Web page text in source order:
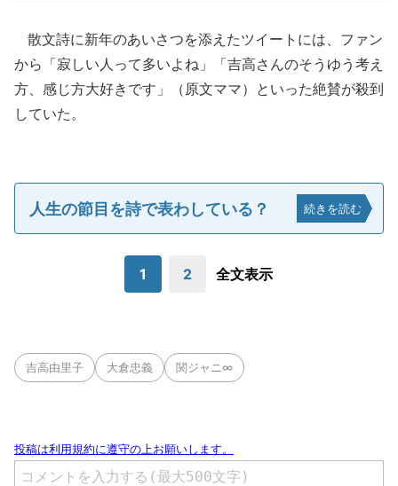
散文詩に新年のあいさつを添えたツイートには、ファン
から「寂しい人って多いよね」「吉高さんのそうゆう考え
方、感じ方大好きです」（原文ママ）といった絶賛が殺到
していた。
人生の節目を詩で表わしている？ 続きを読む
1 2 全文表示
吉高由里子 大倉忠義 関ジャニ∞